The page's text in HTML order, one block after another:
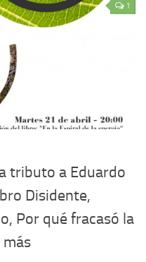
1
tributo a Eduardo
Disidente,
Por qué fracasó la
más